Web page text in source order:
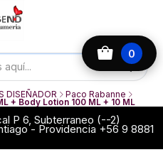
0
P 6, Subterraneo (--2)
- Providencia +56 9 8881
DISEÑADOR Paco Rabanne
+ Body Lotion 100 ML + 10 ML